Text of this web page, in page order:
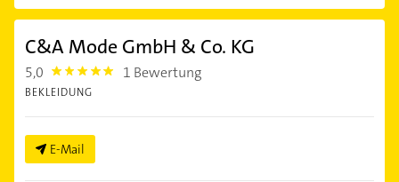
C&A Mode GmbH & Co. KG
5,0 5.0 1 Bewertung
BEKLEIDUNG
E-Mail